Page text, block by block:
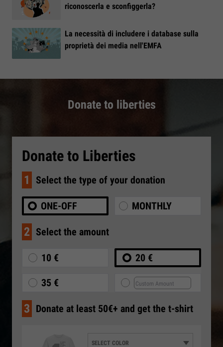
riconoscerla e sconfiggerla?
La necessità di includere i database sulla
proprietà dei media nell'EMFA
Donate to liberties
Donate to Liberties
1 Select the type of your donation
ONE-OFF MONTHLY
2 Select the amount
10 € 20 €
35 €
3 Donate at least 50€+ and get the t-shirt